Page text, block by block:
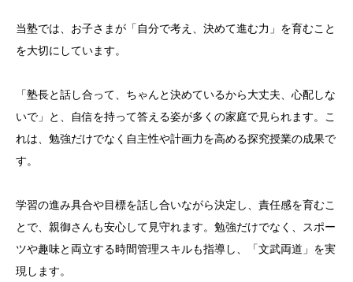
当塾では、お子さまが「自分で考え、決めて進む力」を育むこと
を大切にしています。
「塾長と話し合って、ちゃんと決めているから大丈夫、心配しな
いで」と、自信を持って答える姿が多くの家庭で見られます。こ
れは、勉強だけでなく自主性や計画力を高める探究授業の成果で
す。
学習の進み具合や目標を話し合いながら決定し、責任感を育むこ
とで、親御さんも安心して見守れます。勉強だけでなく、スポー
ツや趣味と両立する時間管理スキルも指導し、「文武両道」を実
現します。